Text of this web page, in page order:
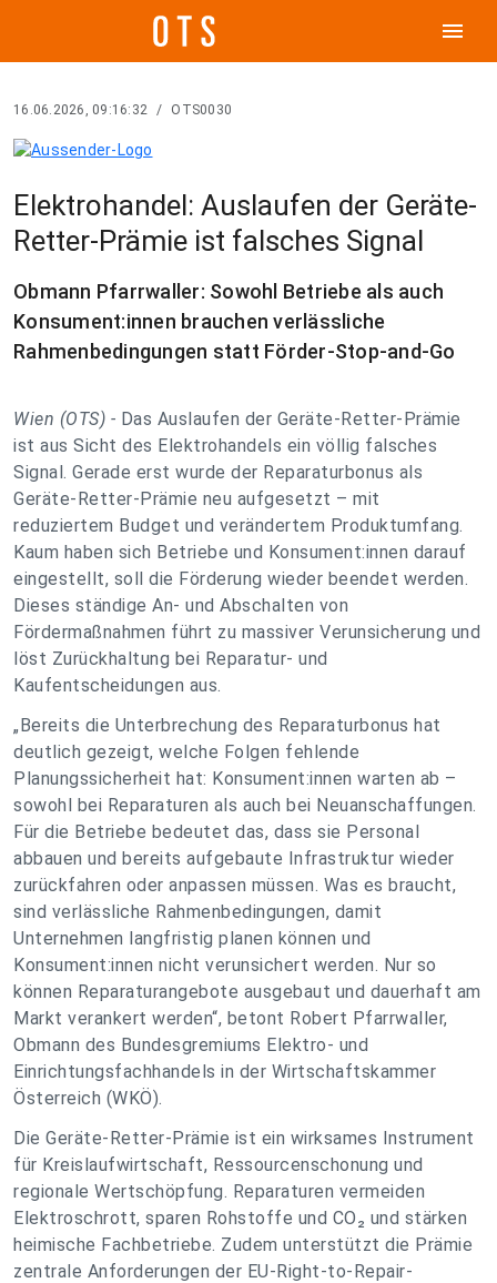
menu
16.06.2026, 09:16:32 / OTS0030
Elektrohandel: Auslaufen der Geräte-
Retter-Prämie ist falsches Signal
Obmann Pfarrwaller: Sowohl Betriebe als auch
Konsument:innen brauchen verlässliche
Rahmenbedingungen statt Förder-Stop-and-Go
Wien (OTS) - Das Auslaufen der Geräte-Retter-Prämie
ist aus Sicht des Elektrohandels ein völlig falsches
Signal. Gerade erst wurde der Reparaturbonus als
Geräte-Retter-Prämie neu aufgesetzt – mit
reduziertem Budget und verändertem Produktumfang.
Kaum haben sich Betriebe und Konsument:innen darauf
eingestellt, soll die Förderung wieder beendet werden.
Dieses ständige An- und Abschalten von
Fördermaßnahmen führt zu massiver Verunsicherung und
löst Zurückhaltung bei Reparatur- und
Kaufentscheidungen aus.
„Bereits die Unterbrechung des Reparaturbonus hat
deutlich gezeigt, welche Folgen fehlende
Planungssicherheit hat: Konsument:innen warten ab –
sowohl bei Reparaturen als auch bei Neuanschaffungen.
Für die Betriebe bedeutet das, dass sie Personal
abbauen und bereits aufgebaute Infrastruktur wieder
zurückfahren oder anpassen müssen. Was es braucht,
sind verlässliche Rahmenbedingungen, damit
Unternehmen langfristig planen können und
Konsument:innen nicht verunsichert werden. Nur so
können Reparaturangebote ausgebaut und dauerhaft am
Markt verankert werden“, betont Robert Pfarrwaller,
Obmann des Bundesgremiums Elektro- und
Einrichtungsfachhandels in der Wirtschaftskammer
Österreich (WKÖ).
Die Geräte-Retter-Prämie ist ein wirksames Instrument
für Kreislaufwirtschaft, Ressourcenschonung und
regionale Wertschöpfung. Reparaturen vermeiden
Elektroschrott, sparen Rohstoffe und CO₂ und stärken
heimische Fachbetriebe. Zudem unterstützt die Prämie
zentrale Anforderungen der EU-Right-to-Repair-